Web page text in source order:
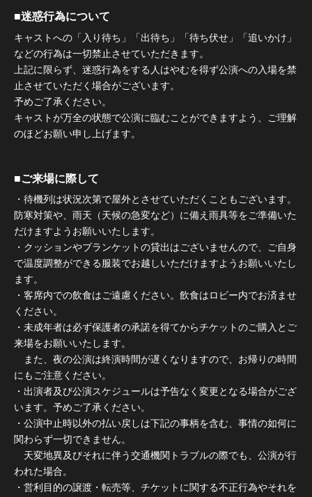
■迷惑行為について
キャストへの「入り待ち」「出待ち」「待ち伏せ」「追いかけ」
などの行為は一切禁止させていただきます。
上記に限らず、迷惑行為をする人はやむを得ず公演への入場を禁
止させていただく場合がございます。
予めご了承ください。
キャストが万全の状態で公演に臨むことができますよう、ご理解
のほどお願い申し上げます。
■ご来場に際して
・待機列は状況次第で屋外とさせていただくこともございます。
防寒対策や、雨天（天候の急変など）に備え雨具等をご準備いた
だけますようお願いいたします。
・クッションやブランケットの貸出はございませんので、ご自身
で温度調整ができる服装でお越しいただけますようお願いいたし
ます。
・客席内での飲食はご遠慮ください。飲食はロビー内でお済ませ
ください。
・未成年者は必ず保護者の承諾を得てからチケットのご購入とご
来場をお願いいたします。
また、夜の公演は終演時間が遅くなりますので、お帰りの時間
にもご注意ください。
・出演者及び公演スケジュールは予告なく変更となる場合がござ
います。予めご了承ください。
・公演中止時以外の払い戻しは下記の事柄を含む、事情の如何に
関わらず一切できません。
天変地異及びそれに伴う交通機関トラブルの際でも、公演が行
われた場合。
・営利目的の譲渡・転売等、チケットに関する不正行為やそれを